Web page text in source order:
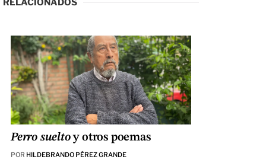
RELACIONADOS
Perro sueltoy otros poemas
POR HILDEBRANDO PÉREZ GRANDE